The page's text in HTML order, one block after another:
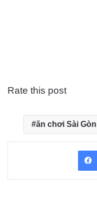
Rate this post
ăn chơi Sài Gòn